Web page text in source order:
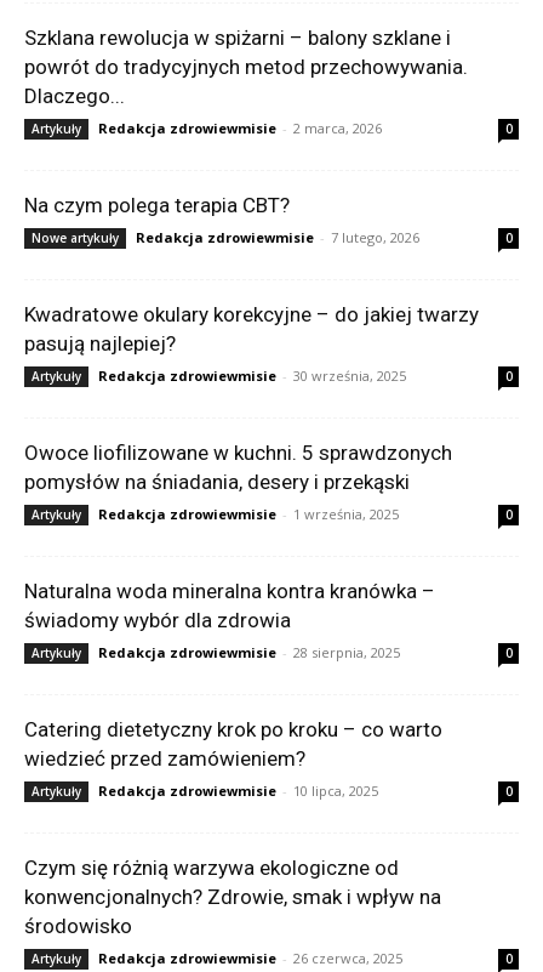
Szklana rewolucja w spiżarni – balony szklane i
powrót do tradycyjnych metod przechowywania.
Dlaczego...
Artykuły Redakcja zdrowiewmisie - 2 marca, 2026 0
Na czym polega terapia CBT?
Nowe artykuły Redakcja zdrowiewmisie - 7 lutego, 2026 0
Kwadratowe okulary korekcyjne – do jakiej twarzy
pasują najlepiej?
Artykuły Redakcja zdrowiewmisie - 30 września, 2025 0
Owoce liofilizowane w kuchni. 5 sprawdzonych
pomysłów na śniadania, desery i przekąski
Artykuły Redakcja zdrowiewmisie - 1 września, 2025 0
Naturalna woda mineralna kontra kranówka –
świadomy wybór dla zdrowia
Artykuły Redakcja zdrowiewmisie - 28 sierpnia, 2025 0
Catering dietetyczny krok po kroku – co warto
wiedzieć przed zamówieniem?
Artykuły Redakcja zdrowiewmisie - 10 lipca, 2025 0
Czym się różnią warzywa ekologiczne od
konwencjonalnych? Zdrowie, smak i wpływ na
środowisko
Artykuły Redakcja zdrowiewmisie - 26 czerwca, 2025 0